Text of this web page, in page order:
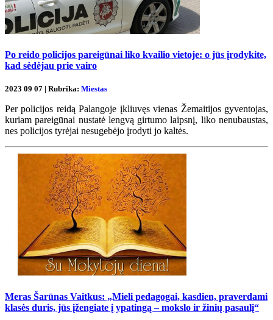
Po reido policijos pareigūnai liko kvailio vietoje: o jūs įrodykite,
kad sėdėjau prie vairo
2023 09 07 | Rubrika: Miestas
Per policijos reidą Palangoje įkliuvęs vienas Žemaitijos gyventojas,
kuriam pareigūnai nustatė lengvą girtumo laipsnį, liko nenubaustas,
nes policijos tyrėjai nesugebėjo įrodyti jo kaltės.
Meras Šarūnas Vaitkus: „Mieli pedagogai, kasdien, praverdami
klasės duris, jūs įžengiate į ypatingą – mokslo ir žinių pasaulį“